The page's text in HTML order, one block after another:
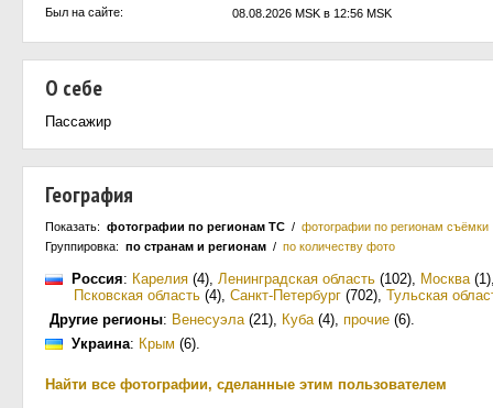
Был на сайте:
08.08.2026 MSK в 12:56 MSK
О себе
Пассажир
География
Показать: фотографии по регионам ТС / фотографии по регионам съёмки
Группировка: по странам и регионам / по количеству фото
Россия: Карелия (4), Ленинградская область (102), Москва(1)
Псковская область (4), Санкт-Петербург (702), Тульская
Другие регионы: Венесуэла(21), Куба(4), прочие (6).
Украина: Крым (6).
Найти все фотографии, сделанные этим пользователем